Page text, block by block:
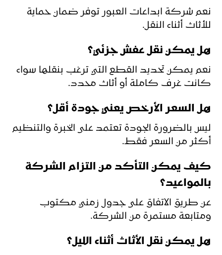
نعم شركة ابداعات العبور توفر ضمان حماية
للأثاث أثناء النقل.
هل يمكن نقل عفش جزئي؟
نعم يمكن تحديد القطع التي ترغب بنقلها سواء
كانت غرف كاملة أو أثاث محدد.
هل السعر الأرخص يعني جودة أقل؟
ليس بالضرورة الجودة تعتمد على الخبرة والتنظيم
أكثر من السعر فقط.
كيف يمكن التأكد من التزام الشركة
بالمواعيد؟
عن طريق الاتفاق على جدول زمني مكتوب
ومتابعة مستمرة من الشركة.
هل يمكن نقل الأثاث أثناء الليل؟